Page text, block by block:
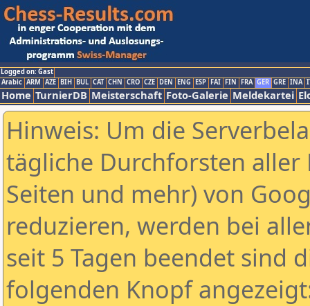
Logged on: Gast
Arabic ARM AZE BIH BUL CAT CHN CRO CZE DEN ENG ESP FAI FIN FRA GER GRE INA
Home TurnierDB Meisterschaft Foto-Galerie Meldekartei
Hinweis: Um die
tägliche Durchforsten aller
Seiten und mehr) von
reduzieren, werden bei
seit 5 Tagen beendet sind
folgenden Knopf